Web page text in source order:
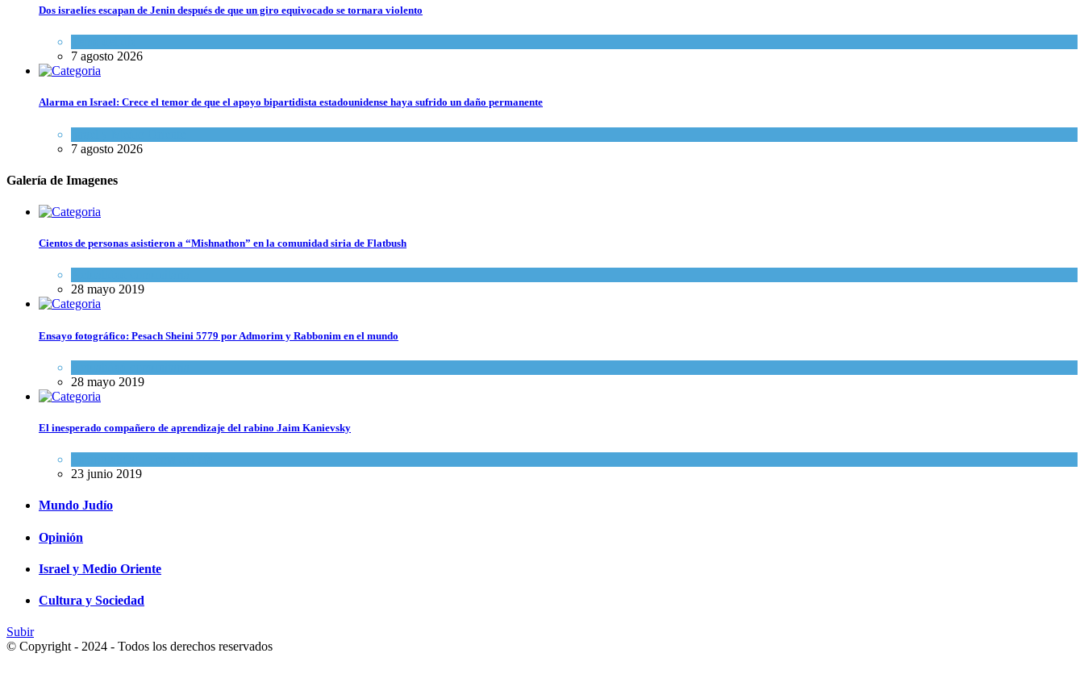
Dos israelíes escapan de Jenin después de que un giro equivocado se tornara violento
7 agosto 2026
Alarma en Israel: Crece el temor de que el apoyo bipartidista estadounidense haya sufrido un daño permanente
7 agosto 2026
Galería de Imagenes
Cientos de personas asistieron a “Mishnathon” en la comunidad siria de Flatbush
28 mayo 2019
Ensayo fotográfico: Pesach Sheini 5779 por Admorim y Rabbonim en el mundo
28 mayo 2019
El inesperado compañero de aprendizaje del rabino Jaim Kanievsky
23 junio 2019
Mundo Judío
Opinión
Israel y Medio Oriente
Cultura y Sociedad
Subir
© Copyright - 2024 - Todos los derechos reservados